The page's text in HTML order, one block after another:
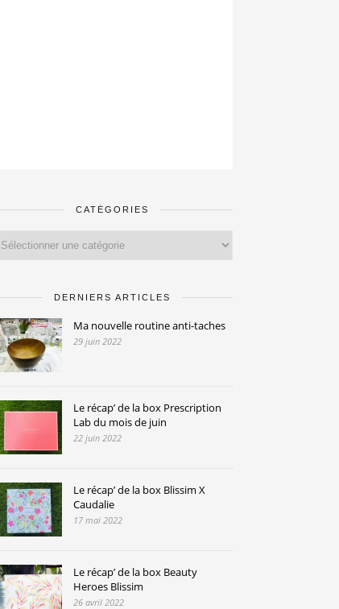
CATÉGORIES
DERNIERS ARTICLES
Ma nouvelle routine anti-taches
29 juin 2022
Le récap’ de la box Prescription
Lab du mois de juin
22 juin 2022
Le récap’ de la box Blissim X
Caudalie
17 mai 2022
Le récap’ de la box Beauty
Heroes Blissim
26 avril 2022